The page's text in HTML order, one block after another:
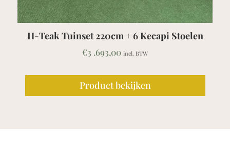
Teak Picknicktafel / Bank Barrat
€1 .839,00 incl. BTW
Product bekijken